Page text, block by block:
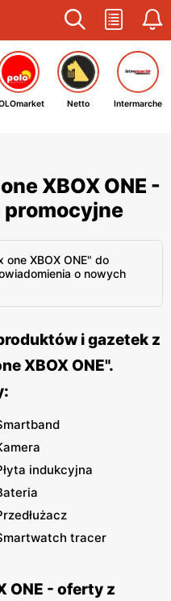
Netto Intermarche
XBOX ONE -
one XBOX ONE" do
o nowych
i gazetek z
XBOX ONE".
indukcyjna
tracer
ONE - oferty z